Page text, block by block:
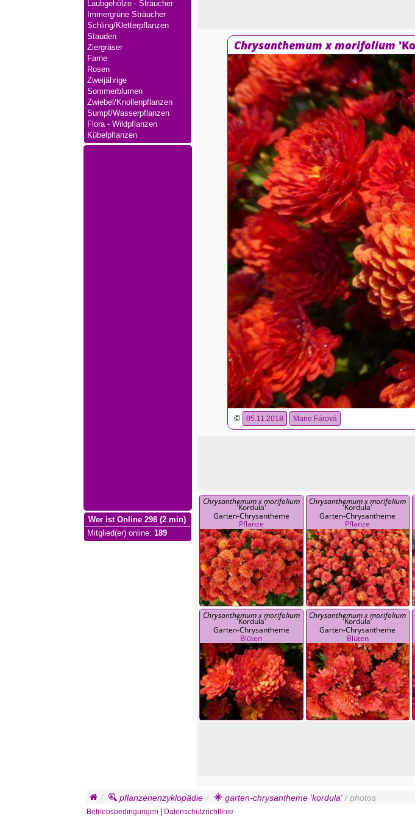
Chrysanthemum x morifolium
© 05.11.2018 Marie Fárová
Chrysanthemum x morifolium
'Kordula'
Garten-Chrysantheme
Pflanze
Chrysanthemum x morifolium
'Kordula'
Garten-Chrysantheme
Pflanze
Chrysanthemum x morifolium
'Kordula'
Garten-Chrysantheme
Blüten
Chrysanthemum x morifolium
'Kordula'
Garten-Chrysantheme
Blüten
Laubgehölze - Sträucher
Immergrüne Sträucher
Schling/Kletterpflanzen
Stauden
Ziergräser
Farne
Rosen
Zweijährige
Sommerblumen
Zwiebel/Knollenpflanzen
Sumpf/Wasserpflanzen
Flora - Wildpflanzen
Kübelpflanzen
Wer ist Online 298 (2 min)
Mitglied(er) online: 189
pflanzenenzyklopädie garten-chrysantheme 'kordula' / photos
Betriebsbedingungen Datenschutzrichtlinie